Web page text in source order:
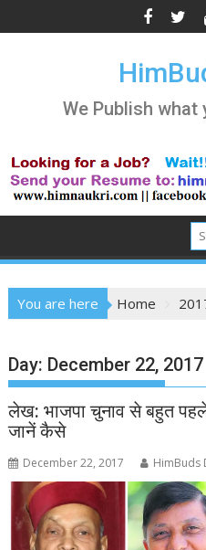
to
We Publish what
You are here Home
Day: December 22, 2017
लेख: भाजपा चुनाव से बहुत पहले
जानें कैसे
December 22, 2017 HimBuds